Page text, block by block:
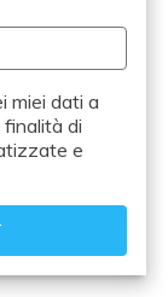
miei dati a
di
e